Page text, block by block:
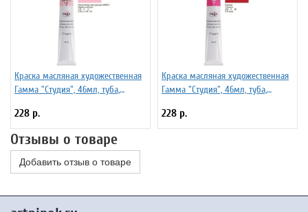
Краска масляная художественная
Гамма "Студия", 46мл, туба,
228 р.
Краска масляная художественная
Гамма "Студия", 46мл, туба,
228 р.
Отзывы о товаре
Добавить отзыв о товаре